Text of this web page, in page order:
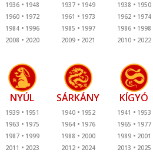
1936
1948
1960
1972
1984
1996
2008
2020
1937
1949
1961
1973
1985
1997
2009
2021
1938
1950
1962
1974
1986
1998
2010
2022
NYÚL
1939
1951
1963
1975
1987
1999
2011
2023
SÁRKÁNY
1940
1952
1964
1976
1988
2000
2012
2024
KÍGYÓ
1941
1953
1965
1977
1989
2001
2013
2025